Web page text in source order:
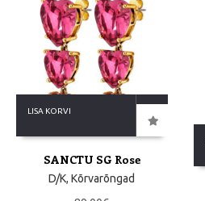
LISA KORVI
SANCTU SG Rose
D/K,Kõrvarõngad